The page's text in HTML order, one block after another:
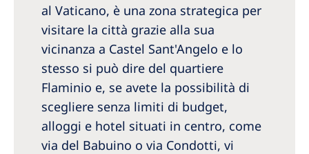
al Vaticano, è una zona strategica per
visitare la città grazie alla sua
vicinanza a Castel Sant'Angelo e lo
stesso si può dire del quartiere
Flaminio e, se avete la possibilità di
scegliere senza limiti di budget,
alloggi e hotel situati in centro, come
via del Babuino o via Condotti, vi